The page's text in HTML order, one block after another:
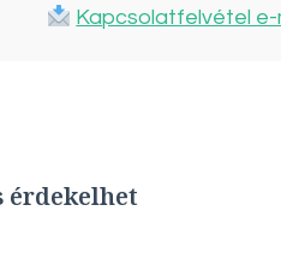
Kapcsolatfelvétel e-
érdekelhet